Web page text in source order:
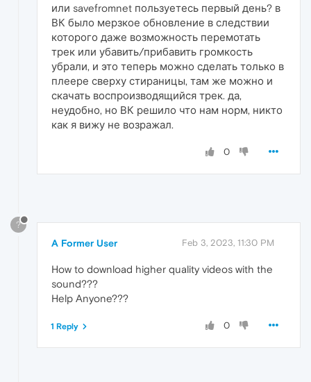
или savefromnet пользуетесь первый день? в
ВК было мерзкое обновление в следствии
которого даже возможность перемотать
трек или убавить/прибавить громкость
убрали, и это теперь можно сделать только в
плеере сверху стираницы, там же можно и
скачать воспроизводящийся трек. да,
неудобно, но ВК решило что нам норм, никто
как я вижу не возражал.
0
?
A Former User Feb 3, 2023, 11:30 PM
How to download higher quality videos with the
sound???
Help Anyone???
0
1 Reply